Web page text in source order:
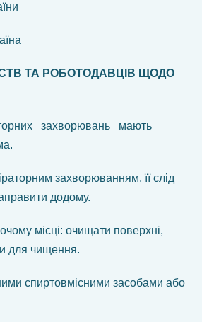
ТА РОБОТОДАВЦІВ ЩОДО
захворювань мають
захворюванням, її слід
додому.
місці: очищати поверхні,
для чищення.
спиртовмісними засобами або